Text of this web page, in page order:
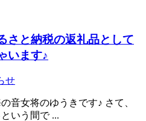
さと納税の返礼品として
います♪
せ
音女将のゆうきです♪ さて、
いう間で ...